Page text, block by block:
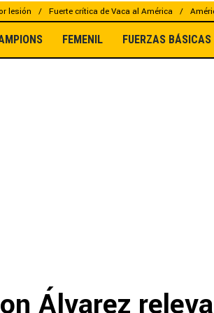
lesión Fuerte crítica de Vaca al América
FEMENIL FUERZAS BÁSICAS
Álvarez